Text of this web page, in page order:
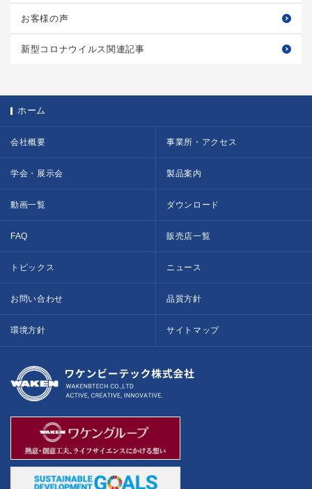
お客様の声
新型コロナウイルス関連記事
ホーム
会社概要 事業所・アクセス
学会・展示会 製品案内
動画一覧 ダウンロード
FAQ 販売店一覧
トピックス ニュース
お問い合わせ 品質方針
環境方針 サイトマップ